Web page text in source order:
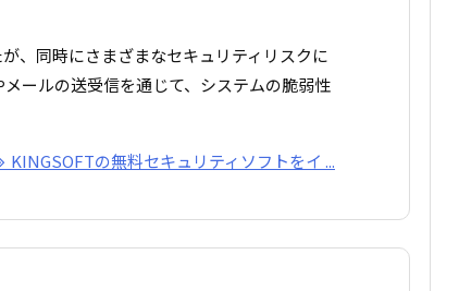
、同時にさまざまなセキュリティリスクに
ールの送受信を通じて、システムの脆弱性
KINGSOFTの無料セキュリティソフトをイ ...